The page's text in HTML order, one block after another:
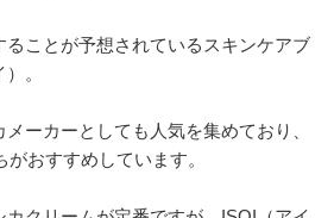
ことが予想されているスキンケアブ
。
ーカーとしても人気を集めており、
おすすめしています。